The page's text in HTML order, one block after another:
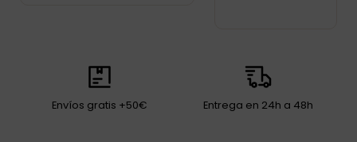
Envíos gratis +50€ Entrega en 24h a 48h